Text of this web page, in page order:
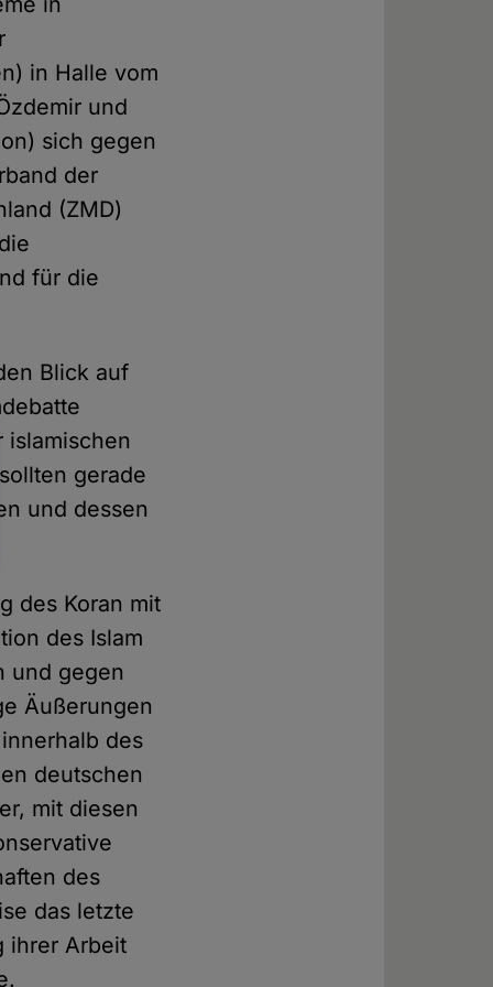
in Halle vom
und
sich gegen
der
(ZMD)
für die
Blick auf
islamischen
gerade
und dessen
des Koran mit
des Islam
und gegen
Äußerungen
des
deutschen
mit diesen
des
das letzte
ihrer Arbeit